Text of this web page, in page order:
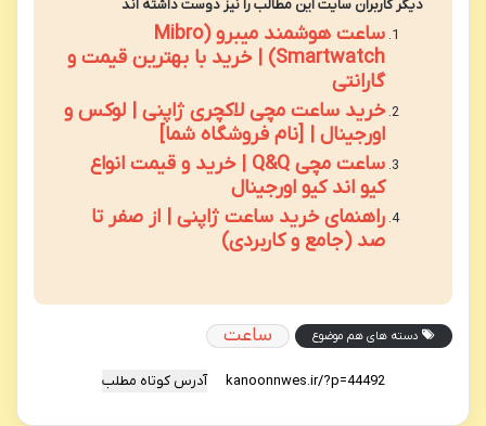
دیگر کاربران سایت این مطالب را نیز دوست داشته اند
ساعت هوشمند میبرو (Mibro
Smartwatch) | خرید با بهترین قیمت و
گارانتی
خرید ساعت مچی لاکچری ژاپنی | لوکس و
اورجینال | [نام فروشگاه شما]
ساعت مچی Q&Q | خرید و قیمت انواع
کیو اند کیو اورجینال
راهنمای خرید ساعت ژاپنی | از صفر تا
صد (جامع و کاربردی)
دسته های هم موضوع ساعت
آدرس کوتاه مطلب